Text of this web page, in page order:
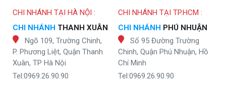
CHI NHÁNH TẠI HÀ NỘI :
CHI NHÁNH THANH XUÂN
Ngõ 109, Trường Chinh,
P. Phương Liệt, Quận Thanh
Xuân, TP Hà Nội
Tel:0969.26.90.90
CHI NHÁNH TẠI TP.HCM :
CHI NHÁNH PHÚ NHUẬN
Số 95 Đường Trường
Chinh, Quận Phú Nhuận, Hồ
Chí Minh
Tel:0969.26.90.90